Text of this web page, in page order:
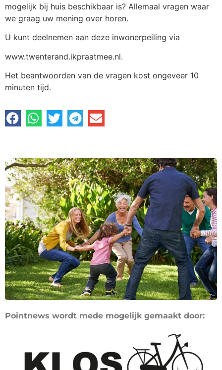
mogelijk bij huis beschikbaar is? Allemaal vragen waar
we graag uw mening over horen.
U kunt deelnemen aan deze inwonerpeiling via
www.twenterand.ikpraatmee.nl.
Het beantwoorden van de vragen kost ongeveer 10
minuten tijd.
Pointnews wordt mede mogelijk gemaakt door: